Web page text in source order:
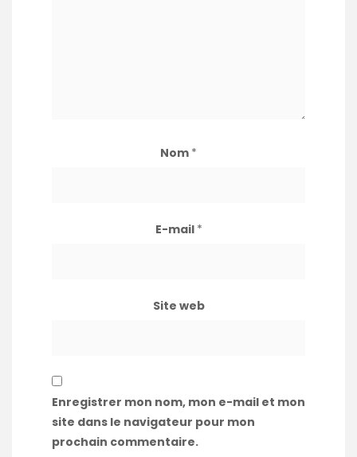
Nom *
E-mail *
Site web
Enregistrer mon nom, mon e-mail et mon
site dans le navigateur pour mon
prochain commentaire.